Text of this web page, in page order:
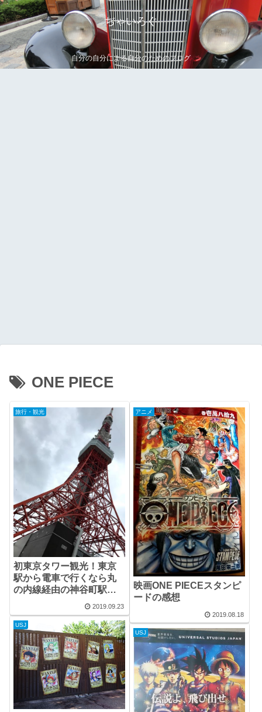
ぢゃいろぐ
自分の自分による自分のためのブログ
ONE PIECE
旅行・観光
初東京タワー観光！東京
駅から電車で行くなら丸
の内線経由の神谷町駅降
2019.09.23
アニメ
映画ONE PIECEスタンピ
ードの感想
2019.08.18
USJ
USJ